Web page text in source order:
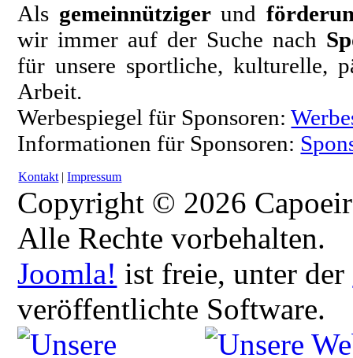
Als gemeinnützigerund
wir immer auf der Suche nach
für unsere sportliche, kulturelle,
Arbeit.
Werbespiegel für Sponsoren:
Informationen für Sponsoren:
Kontakt |Impressum
Copyright © 2026
Alle Rechte vorbehalten.
Joomla! ist freie, unter der
veröffentlichte Software.